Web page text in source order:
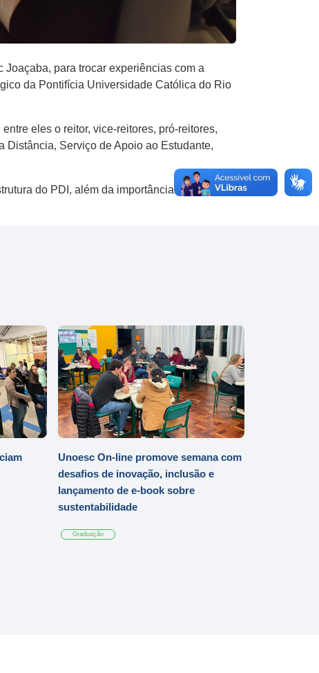
para trocar experiências com a
da Pontifícia Universidade Católica do Rio
eles o reitor, vice-reitores, pró-reitores,
Distância, Serviço de Apoio ao Estudante,
do PDI, além da importância do
Unoesc On-line promove semana com
desafios de inovação, inclusão e
lançamento de e-book sobre
sustentabilidade
Graduação